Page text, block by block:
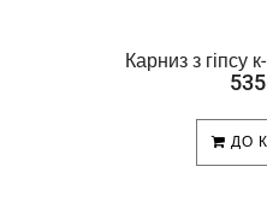
Карниз з гіпсу
ДО